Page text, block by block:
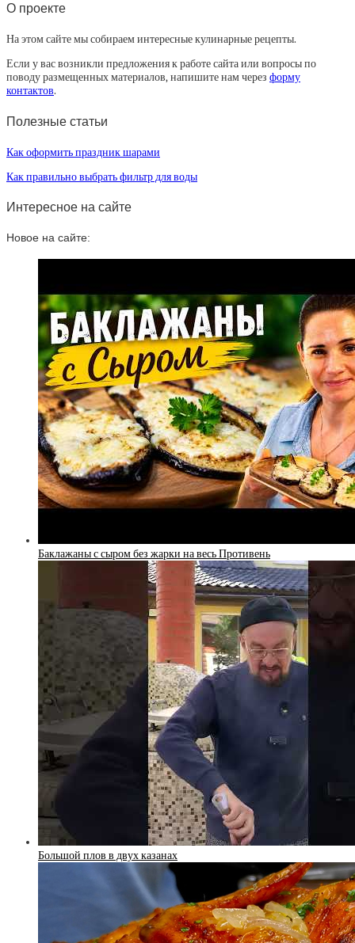
О проекте
На этом сайте мы собираем интересные кулинарные рецепты.
Если у вас возникли предложения к работе сайта или вопросы по
поводу размещенных материалов, напишите нам через форму
контактов.
Полезные статьи
Как оформить праздник шарами
Как правильно выбрать фильтр для воды
Интересное на сайте
Новое на сайте:
Баклажаны с сыром без жарки на весь Противень
Большой плов в двух казанах